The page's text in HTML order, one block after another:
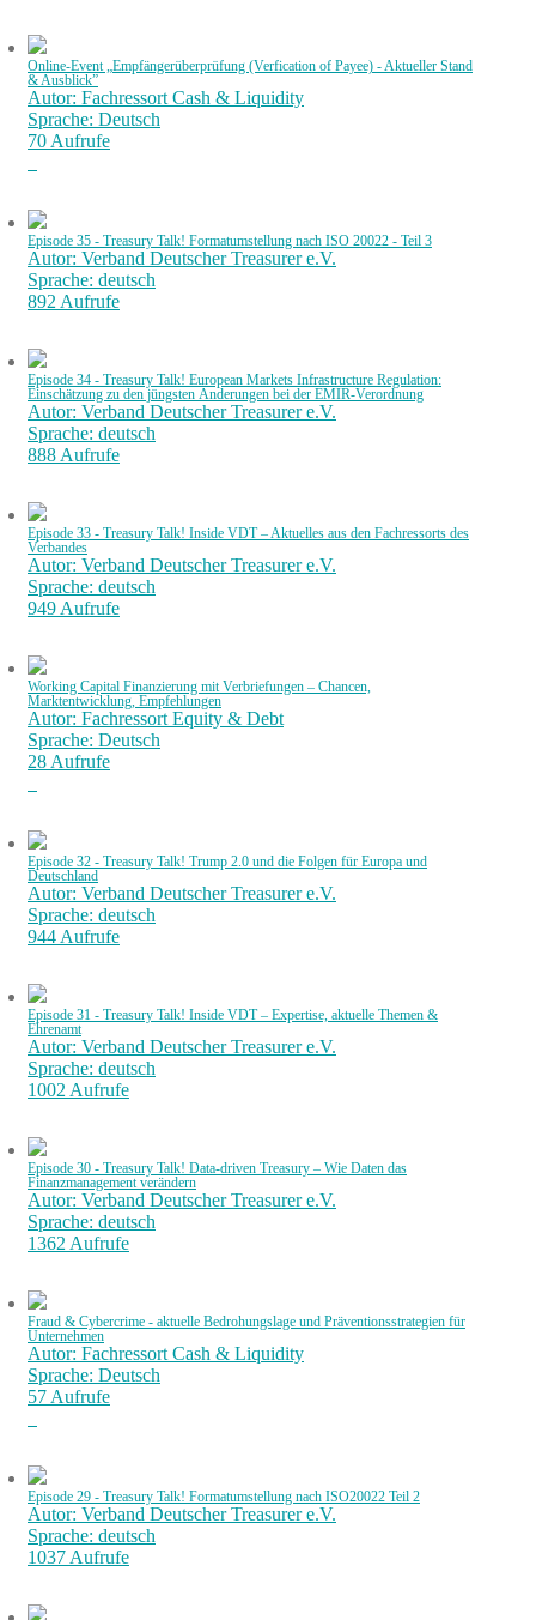
Online-Event „Empfängerüberprüfung (Verfication of Payee) - Aktueller Stand
& Ausblick”
Autor: Fachressort Cash & Liquidity
Sprache: Deutsch
70 Aufrufe
Episode 35 - Treasury Talk! Formatumstellung nach ISO 20022 - Teil 3
Autor: Verband Deutscher Treasurer e.V.
Sprache: deutsch
892 Aufrufe
Episode 34 - Treasury Talk! European Markets Infrastructure Regulation:
Einschätzung zu den jüngsten Änderungen bei der EMIR-Verordnung
Autor: Verband Deutscher Treasurer e.V.
Sprache: deutsch
888 Aufrufe
Episode 33 - Treasury Talk! Inside VDT – Aktuelles aus den Fachressorts des
Verbandes
Autor: Verband Deutscher Treasurer e.V.
Sprache: deutsch
949 Aufrufe
Working Capital Finanzierung mit Verbriefungen – Chancen,
Marktentwicklung, Empfehlungen
Autor: Fachressort Equity & Debt
Sprache: Deutsch
28 Aufrufe
Episode 32 - Treasury Talk! Trump 2.0 und die Folgen für Europa und
Deutschland
Autor: Verband Deutscher Treasurer e.V.
Sprache: deutsch
944 Aufrufe
Episode 31 - Treasury Talk! Inside VDT – Expertise, aktuelle Themen &
Ehrenamt
Autor: Verband Deutscher Treasurer e.V.
Sprache: deutsch
1002 Aufrufe
Episode 30 - Treasury Talk! Data-driven Treasury – Wie Daten das
Finanzmanagement verändern
Autor: Verband Deutscher Treasurer e.V.
Sprache: deutsch
1362 Aufrufe
Fraud & Cybercrime - aktuelle Bedrohungslage und Präventionsstrategien für
Unternehmen
Autor: Fachressort Cash & Liquidity
Sprache: Deutsch
57 Aufrufe
Episode 29 - Treasury Talk! Formatumstellung nach ISO20022 Teil 2
Autor: Verband Deutscher Treasurer e.V.
Sprache: deutsch
1037 Aufrufe